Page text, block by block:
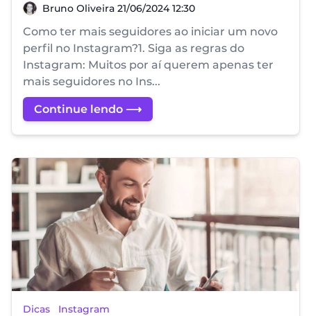
Bruno Oliveira
Bruno Oliveira 21/06/2024 12:30
Como ter mais seguidores ao iniciar um novo
perfil no Instagram?1. Siga as regras do
Instagram: Muitos por aí querem apenas ter
mais seguidores no Ins...
Continue lendo ⟶
Dicas Instagram